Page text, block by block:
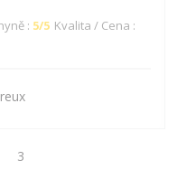
: 5/5 Kvalita / Cena :
3